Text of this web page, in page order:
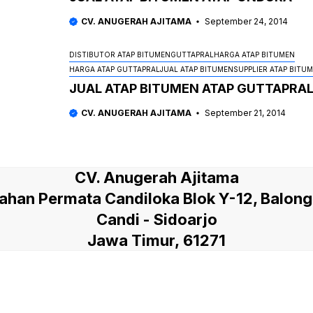
CV. ANUGERAH AJITAMA September 24, 2014
DISTIBUTOR ATAP BITUMENGUTTAPRAL HARGA ATAP BITUMEN
HARGA ATAP GUTTAPRAL JUAL ATAP BITUMENSUPPLIER ATAP
JUAL ATAP BITUMEN ATAP GUTTAPRAL
CV. ANUGERAH AJITAMA September 21, 2014
CV. Anugerah Ajitama
Permata Candiloka Blok Y-12,
Candi - Sidoarjo
Jawa Timur, 61271